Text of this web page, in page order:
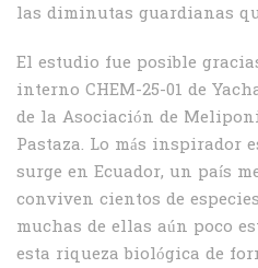
las diminutas guardianas
El estudio fue posible
interno CHEM-25-01 de
de la Asociación de
Pastaza. Lo más inspirador
surge en Ecuador, un país
conviven cientos de
muchas de ellas aún poco
esta riqueza biológica de